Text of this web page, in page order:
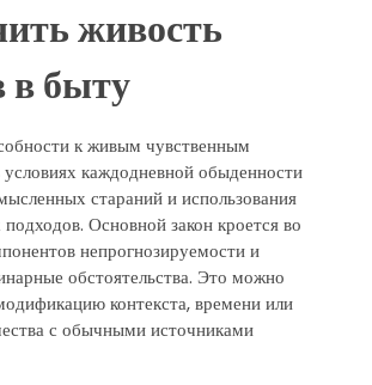
живость
в быту
к живым чувственным
условиях каждодневной обыденности
стараний и использования
Основной закон кроется во
непрогнозируемости и
обстоятельства. Это можно
контекста, времени или
с обычными источниками